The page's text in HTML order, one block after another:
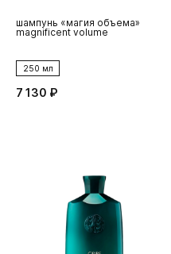
шампунь «магия объема»
magnificent volume
250 мл
7 130 ₽